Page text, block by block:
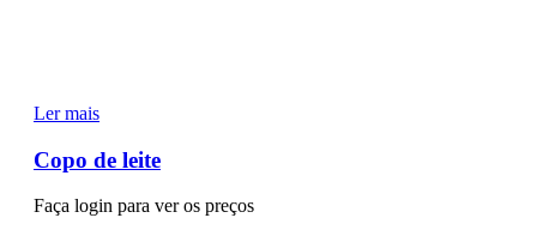
Ler mais
Copo de leite
Faça login para ver os preços